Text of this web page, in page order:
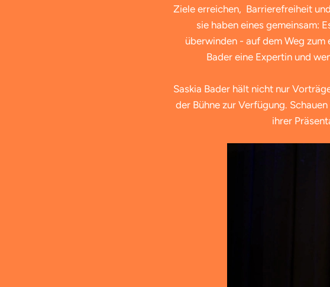
Ziele erreichen, Barrierefreiheit
sie haben eines gemeinsam:
überwinden - auf dem Weg
Bader eine Expertin und
Saskia Bader hält nicht nur
der Bühne zur Verfügung.
ihrer